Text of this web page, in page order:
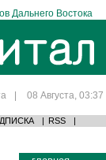
Дальнего Востока
| 08 Августа, 03:37
| RSS |